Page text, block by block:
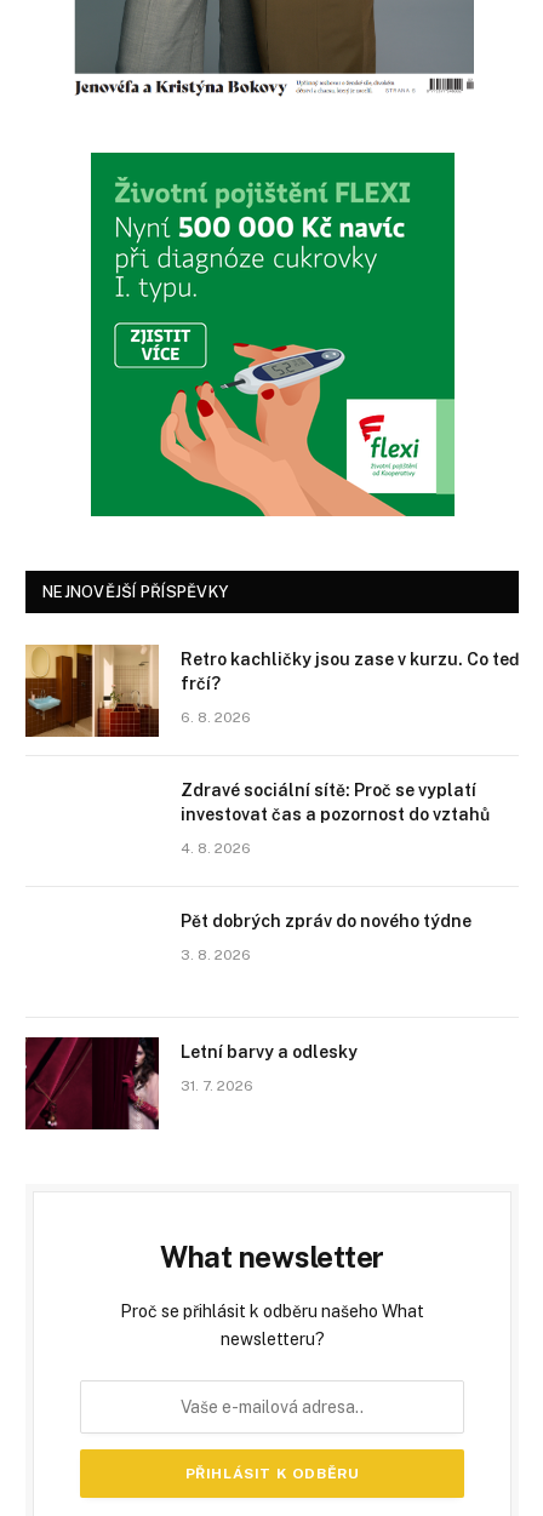
NEJNOVĚJŠÍ PŘÍSPĚVKY
Retro kachličky jsou zase v kurzu. Co teď
frčí?
6. 8. 2026
Zdravé sociální sítě: Proč se vyplatí
investovat čas a pozornost do vztahů
4. 8. 2026
Pět dobrých zpráv do nového týdne
3. 8. 2026
Letní barvy a odlesky
31. 7. 2026
What newsletter
Proč se přihlásit k odběru našeho What
newsletteru?